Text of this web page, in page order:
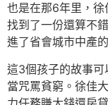
也是在那6年里，徐
找到了一份還算不
進了省會城市中產
這3個孩子的故事
當咒罵貧窮。徐佳